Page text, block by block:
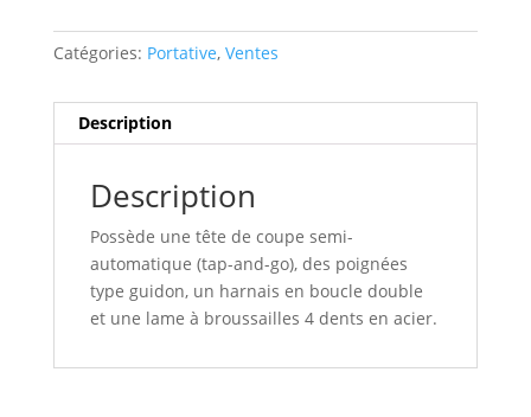
Catégories: Portative, Ventes
Description
Description
Possède une tête de coupe semi-
automatique (tap-and-go), des poignées
type guidon, un harnais en boucle double
et une lame à broussailles 4 dents en acier.